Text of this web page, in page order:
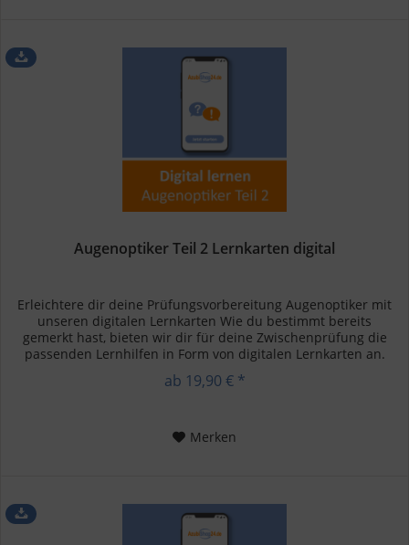
Augenoptiker Teil 2 Lernkarten digital
Erleichtere dir deine Prüfungsvorbereitung Augenoptiker mit
unseren digitalen Lernkarten Wie du bestimmt bereits
gemerkt hast, bieten wir dir für deine Zwischenprüfung die
passenden Lernhilfen in Form von digitalen Lernkarten an.
ab 19,90 € *
Merken